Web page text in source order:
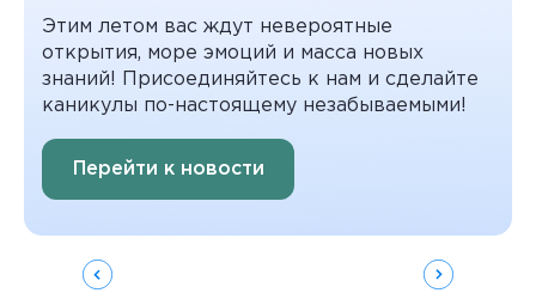
Этим летом вас ждут невероятные
открытия, море эмоций и масса новых
знаний! Присоединяйтесь к нам и сделайте
каникулы по-настоящему незабываемыми!
Перейти к новости